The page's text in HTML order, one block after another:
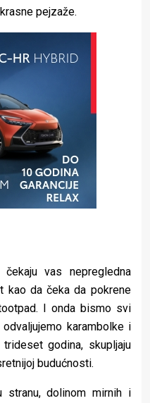
pejzaže.
vas nepregledna
kao da čeka da pokrene
I onda bismo svi
karambolke i
godina, skupljaju
budućnosti.
stranu, dolinom mirnih i